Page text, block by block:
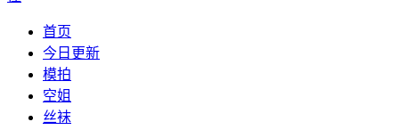
首页
今日更新
模拍
空姐
丝袜